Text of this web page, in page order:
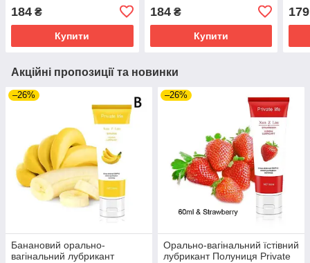
184 ₴
Купити
184₴
Купити
179
Акційні пропозиції та новинки
–26%
Банановий орально-
вагінальний лубрикант
–26%
Орально-вагінальний їстівний
лубрикант Полуниця Private